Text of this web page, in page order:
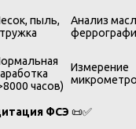
пыль,
Анализ
часов)
Измерение
ФСЭ 📜✅